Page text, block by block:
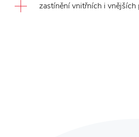
zastínění vnitřních i vnějších